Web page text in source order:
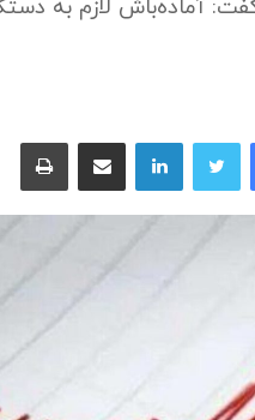
و گفت: آماده باش لازم به
فیسبوک لینکداین